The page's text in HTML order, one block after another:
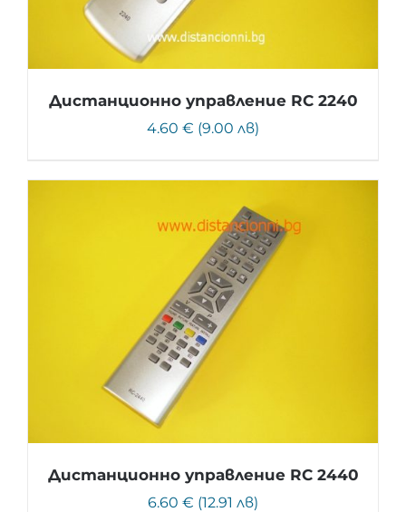
Дистанционно управление RC 2240
4.60 € (9.00 лв)
Дистанционно управление RC 2440
6.60 € (12.91 лв)